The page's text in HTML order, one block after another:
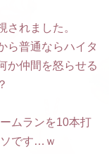
されました。
ら普通ならハイタ
か仲間を怒らせる
ムランを10本打
です…ｗ